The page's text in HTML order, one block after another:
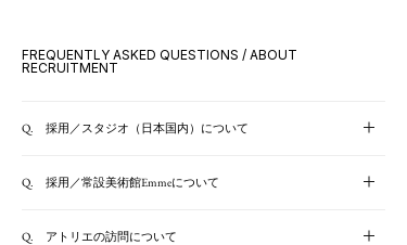
FREQUENTLY ASKED QUESTIONS / ABOUT
RECRUITMENT
Q. 採用／スタジオ（日本国内）について
Q. 採用／常設美術館Emmeについて
Q. アトリエの訪問について